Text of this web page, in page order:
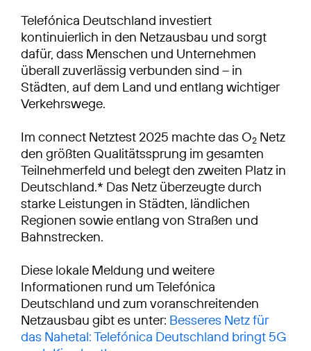
Telefónica Deutschland investiert
kontinuierlich in den Netzausbau und sorgt
dafür, dass Menschen und Unternehmen
überall zuverlässig verbunden sind – in
Städten, auf dem Land und entlang wichtiger
Verkehrswege.
Im connect Netztest 2025 machte das O2 Netz
den größten Qualitätssprung im gesamten
Teilnehmerfeld und belegt den zweiten Platz in
Deutschland.* Das Netz überzeugte durch
starke Leistungen in Städten, ländlichen
Regionen sowie entlang von Straßen und
Bahnstrecken.
Diese lokale Meldung und weitere
Informationen rund um Telefónica
Deutschland und zum voranschreitenden
Netzausbau gibt es unter: Besseres Netz für
das Nahetal: Telefónica Deutschland bringt 5G